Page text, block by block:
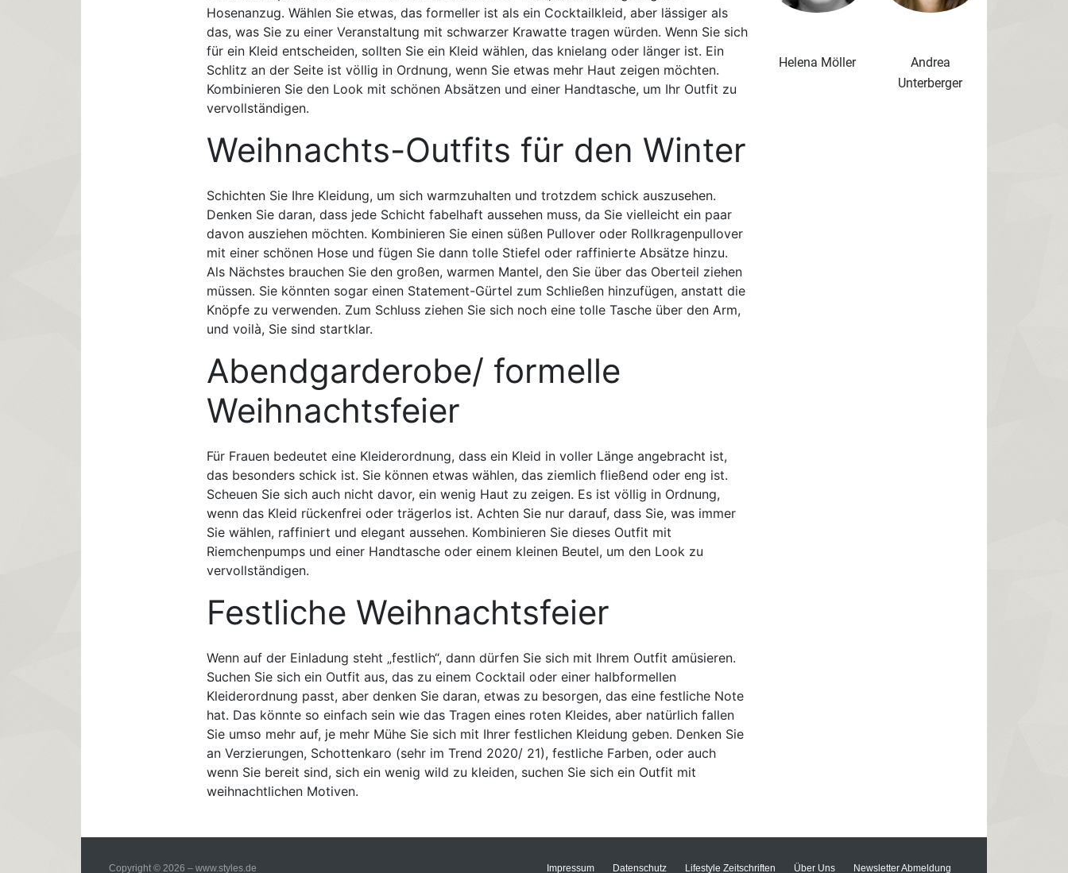
Hosenanzug. Wählen Sie etwas, das formeller ist als ein Cocktailkleid, aber lässiger als
das, was Sie zu einer Veranstaltung mit schwarzer Krawatte tragen würden. Wenn Sie sich
für ein Kleid entscheiden, sollten Sie ein Kleid wählen, das knielang oder länger ist. Ein
Schlitz an der Seite ist völlig in Ordnung, wenn Sie etwas mehr Haut zeigen möchten.
Kombinieren Sie den Look mit schönen Absätzen und einer Handtasche, um Ihr Outfit zu
vervollständigen.
Weihnachts-Outfits für den Winter
Schichten Sie Ihre Kleidung, um sich warmzuhalten und trotzdem schick auszusehen.
Denken Sie daran, dass jede Schicht fabelhaft aussehen muss, da Sie vielleicht ein paar
davon ausziehen möchten. Kombinieren Sie einen süßen Pullover oder Rollkragenpullover
mit einer schönen Hose und fügen Sie dann tolle Stiefel oder raffinierte Absätze hinzu.
Als Nächstes brauchen Sie den großen, warmen Mantel, den Sie über das Oberteil ziehen
müssen. Sie könnten sogar einen Statement-Gürtel zum Schließen hinzufügen, anstatt die
Knöpfe zu verwenden. Zum Schluss ziehen Sie sich noch eine tolle Tasche über den Arm,
und voilà, Sie sind startklar.
Abendgarderobe/ formelle
Weihnachtsfeier
Für Frauen bedeutet eine Kleiderordnung, dass ein Kleid in voller Länge angebracht ist,
das besonders schick ist. Sie können etwas wählen, das ziemlich fließend oder eng ist.
Scheuen Sie sich auch nicht davor, ein wenig Haut zu zeigen. Es ist völlig in Ordnung,
wenn das Kleid rückenfrei oder trägerlos ist. Achten Sie nur darauf, dass Sie, was immer
Sie wählen, raffiniert und elegant aussehen. Kombinieren Sie dieses Outfit mit
Riemchenpumps und einer Handtasche oder einem kleinen Beutel, um den Look zu
vervollständigen.
Festliche Weihnachtsfeier
Wenn auf der Einladung steht „festlich“, dann dürfen Sie sich mit Ihrem Outfit amüsieren.
Suchen Sie sich ein Outfit aus, das zu einem Cocktail oder einer halbformellen
Kleiderordnung passt, aber denken Sie daran, etwas zu besorgen, das eine festliche Note
hat. Das könnte so einfach sein wie das Tragen eines roten Kleides, aber natürlich fallen
Sie umso mehr auf, je mehr Mühe Sie sich mit Ihrer festlichen Kleidung geben. Denken Sie
an Verzierungen, Schottenkaro (sehr im Trend 2020/ 21), festliche Farben, oder auch
wenn Sie bereit sind, sich ein wenig wild zu kleiden, suchen Sie sich ein Outfit mit
weihnachtlichen Motiven.
Helena Möller
Andrea
Unterberger
Copyright © 2026 – www.styles.de Impressum Datenschutz Lifestyle Zeitschriften Über Uns Newsletter Abmeldung